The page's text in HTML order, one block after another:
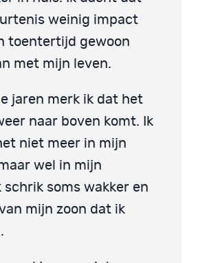
weinig impact
toentertijd gewoon
met mijn leven.
jaren merk ik dat het
naar boven komt. Ik
niet meer in mijn
wel in mijn
schrik soms wakker en
mijn zoon dat ik